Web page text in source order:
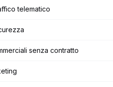
telematico
senza contratto